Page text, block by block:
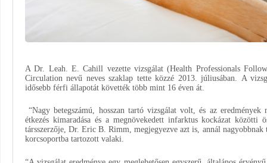
A Dr. Leah. E. Cahill vezette vizsgálat (Health Professionals
Circulation nevű neves szaklap tette közzé 2013. júliusában. A
idősebb férfi állapotát követték több mint 16 éven át.
“Nagy betegszámú, hosszan tartó vizsgálat volt, és az
étkezés kimaradása és a megnövekedett infarktus kockázat közötti
társszerzője, Dr. Eric B. Rimm, megjegyezve azt is, annál
korcsoportba tartozott valaki.